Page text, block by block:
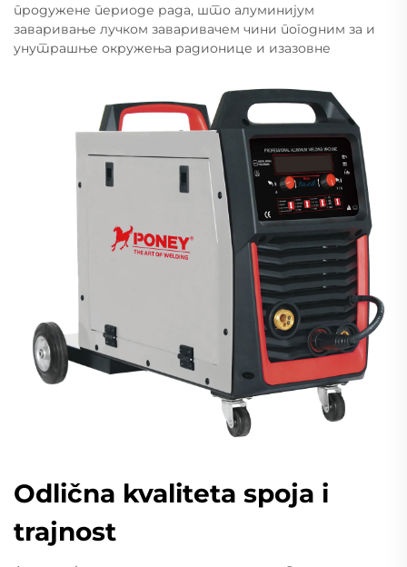
продужене периоде рада, што алуминијум
заваривање лучком заваривачем чини погодним за и
унутрашње окружења радионице и изазовне
Odlična kvaliteta spoja i
trajnost